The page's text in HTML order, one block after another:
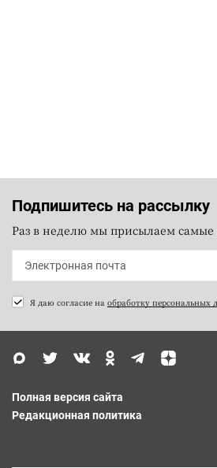
Подпишитесь на рассылку
Раз в неделю мы присылаем самые
Я даю согласие на обработку персональных
Полная версия сайта
Редакционная политика